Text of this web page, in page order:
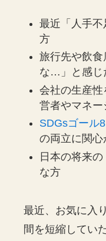
最近「人手不
方
旅行先や飲
な…」と感じ
会社の生産
営者やマネー
SDGsゴール
の両立に関心
日本の将来
な方
最近、お気に入
間を短縮してい